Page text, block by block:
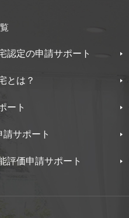
認定の申請サポート
とは？
ート
サポート
評価申請サポート